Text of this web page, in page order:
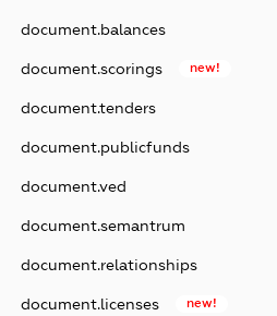
document.balances
document.scorings new!
document.tenders
document.publicfunds
document.ved
document.semantrum
document.relationships
document.licenses new!